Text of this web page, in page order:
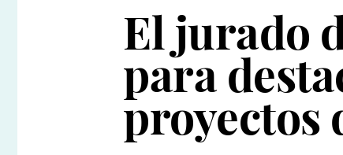
El jurado
para
proyectos